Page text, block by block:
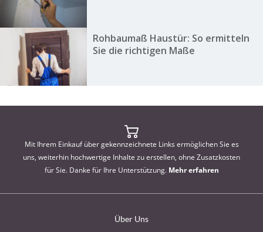
Rohbaumaß Haustür: So ermitteln
Sie die richtigen Maße
Mit Ihrem Einkauf über gekennzeichnete Links ermöglichen Sie es
uns, weiterhin hochwertige Inhalte zu erstellen, ohne Zusatzkosten
für Sie. Danke für Ihre Unterstützung. Mehr erfahren
Über Uns